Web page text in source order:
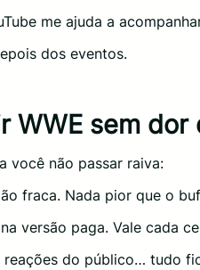
me ajuda a
dos eventos.
WWE sem dor
você não passar raiva:
fraca. Nada pior que o
versão paga. Vale cada
reações do público… tudo